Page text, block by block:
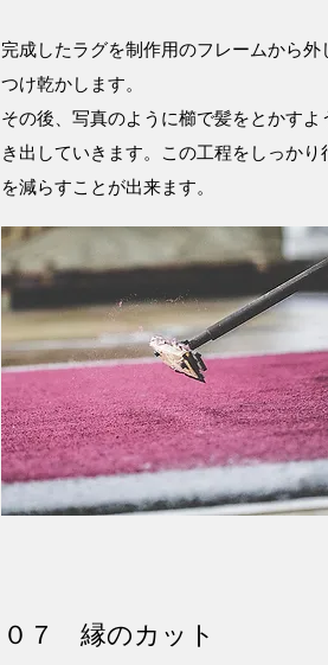
完成したラグを制作用のフレームから外
つけ乾かします。
その後、写真のように櫛で髪をとかすよ
き出していきます。この工程をしっか
を減らすことが出来ます。
０７ 縁のカット